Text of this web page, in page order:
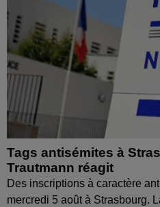
Tags antisémites à
Trautmann réagit
Des inscriptions à caractère
mercredi 5 août à Strasbourg.